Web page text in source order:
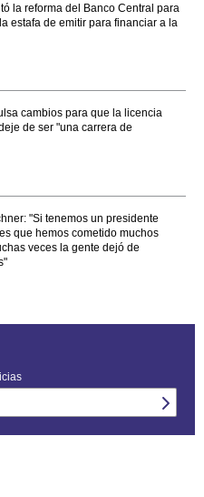
la reforma del Banco Central para
estafa de emitir para financiar a la
cambios para que la licencia
de ser "una carrera de
"Si tenemos un presidente
que hemos cometido muchos
veces la gente dejó de